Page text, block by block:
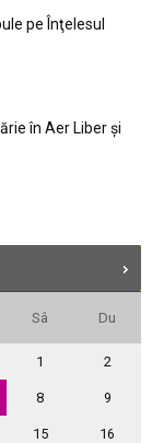
pe Înţelesul
în Aer Liber şi
Sâ Du
1 2
8 9
15 16